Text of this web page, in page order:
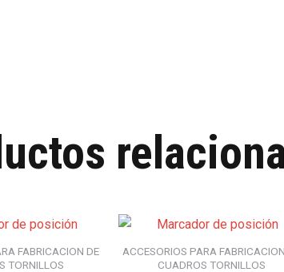
FABRICACION DE
TORNILLOS
ACCESORIOS PARA
CUADROS TORNILLOS